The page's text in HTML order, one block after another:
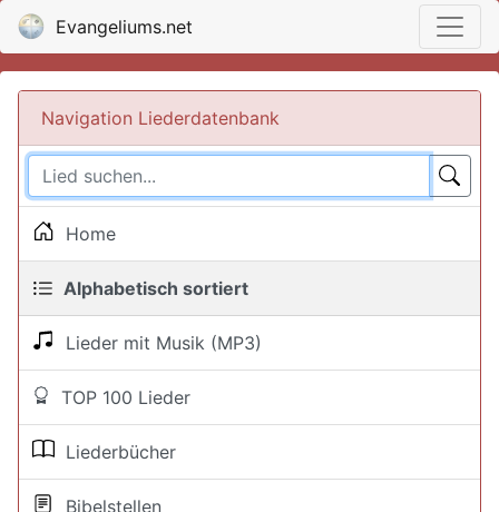
Evangeliums.net
Navigation Liederdatenbank
Home
Alphabetisch sortiert
Lieder mit Musik (MP3)
TOP 100 Lieder
Liederbücher
Bibelstellen